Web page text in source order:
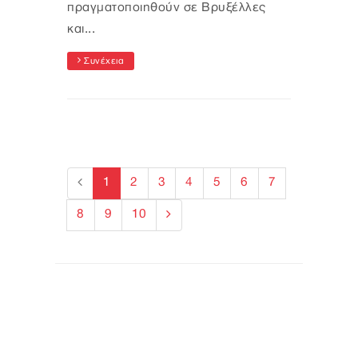
πραγματοποιηθούν σε Βρυξέλλες
και...
Συνέχεια
1 2 3 4 5 6 7
8 9 10